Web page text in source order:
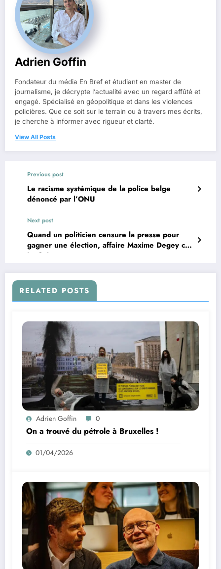
Adrien Goffin
Fondateur du média En Bref et étudiant en master de
journalisme, je décrypte l’actualité avec un regard affûté et
engagé. Spécialisé en géopolitique et dans les violences
policières. Que ce soit sur le terrain ou à travers mes écrits,
je cherche à informer avec rigueur et clarté.
View All Posts
Previous post
Le racisme systémique de la police belge
dénoncé par l’ONU
Next post
Quand un politicien censure la presse pour
gagner une élection, affaire Maxime Degey c.
Le Soir
RELATED POSTS
Adrien Goffin 0
On a trouvé du pétrole à Bruxelles !
01/04/2026